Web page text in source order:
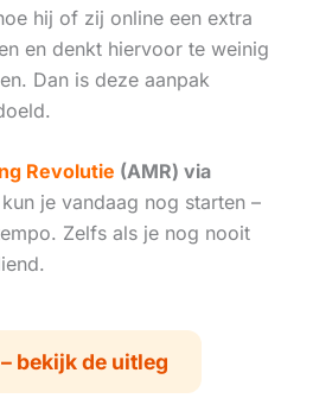
hij of zij online een extra
en denkt hiervoor te weinig
Dan is deze aanpak
Revolutie (AMR) via
je vandaag nog starten –
Zelfs als je nog nooit
bekijk de uitleg